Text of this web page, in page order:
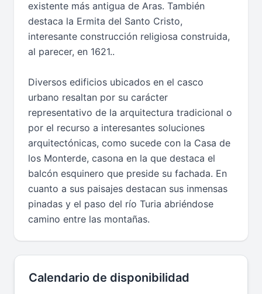
existente más antigua de Aras. También
destaca la Ermita del Santo Cristo,
interesante construcción religiosa construida,
al parecer, en 1621..
Diversos edificios ubicados en el casco
urbano resaltan por su carácter
representativo de la arquitectura tradicional o
por el recurso a interesantes soluciones
arquitectónicas, como sucede con la Casa de
los Monterde, casona en la que destaca el
balcón esquinero que preside su fachada. En
cuanto a sus paisajes destacan sus inmensas
pinadas y el paso del río Turia abriéndose
camino entre las montañas.
Calendario de disponibilidad